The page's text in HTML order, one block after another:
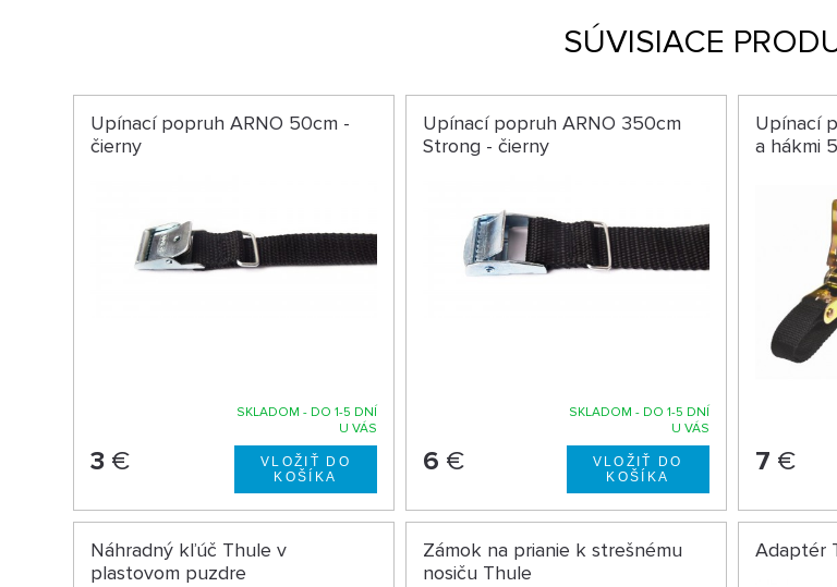
SÚVISIACE
Upínací popruh ARNO 50cm -
čierny
SKLADOM - DO 1-5 DNÍ
U VÁS
3 €
Upínací popruh ARNO 350cm
Strong - čierny
SKLADOM - DO 1-5 DNÍ
U VÁS
6 €
Upínací
a hákmi
7 €
Náhradný kľúč Thule v
plastovom puzdre
Zámok na prianie k strešnému
nosiču Thule
Adaptér